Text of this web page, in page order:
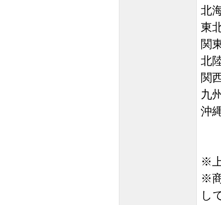
北
東
関
北
関
九
沖
※
※
し